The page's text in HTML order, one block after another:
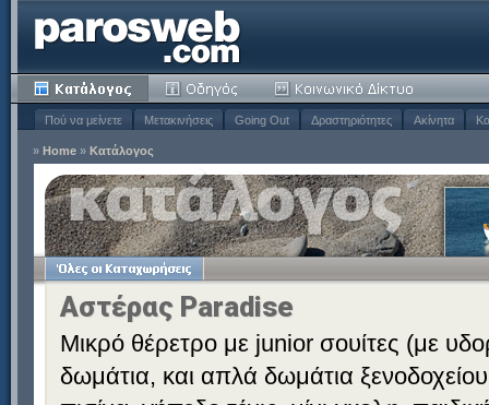
Πού να μείνετε Μετακινήσεις Going Out Δραστηριότητες Ακίνητα
» Home » Κατάλογος
Αστέρας Paradise
Μικρό θέρετρο με junior σουίτες (με
δωμάτια, και απλά δωμάτια